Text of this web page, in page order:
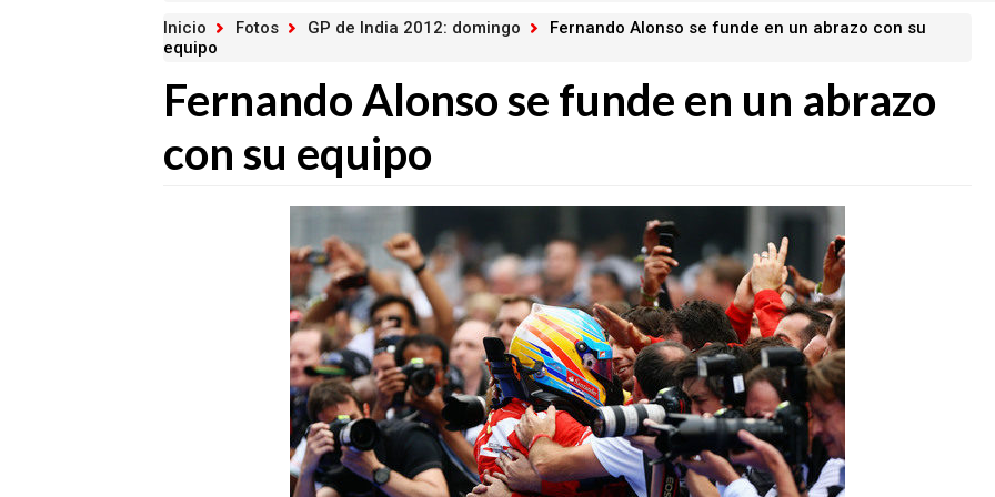
Inicio Fotos GP de India 2012: domingo
Fernando Alonso se funde en un abrazo con su
equipo
Fernando Alonso se funde en un abrazo
con su equipo